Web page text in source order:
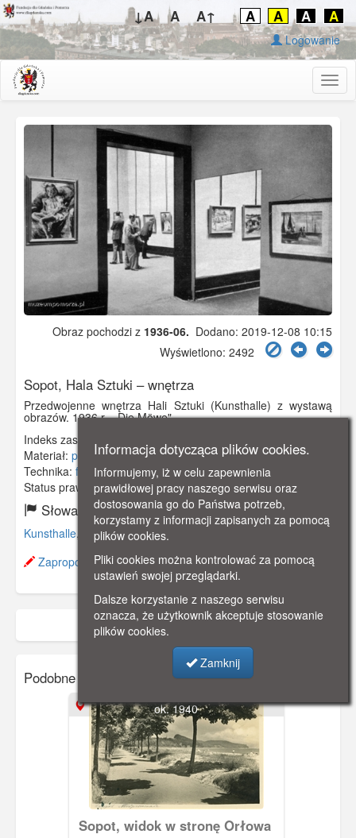
↓A A A↑ A A A A
Logowanie
Obraz pochodzi z 1936-06. Dodano: 2019-12-08 10:15
Wyświetlono: 2492
Sopot, Hala Sztuki – wnętrza
Przedwojenne wnętrza Hali Sztuki (Kunsthalle) z wystawą
obrazów. 1936 r., „Die Möwe".
Indeks zasobu:
Materiał: papier fotograficzny
Technika: fotografia czarno-biała
Status prawny:Użycie Niekomercyjne
Słowa kluczowe:
Kunsthalle,
Zaproponuj zmianę opisu.
Podobne zasoby:
ok. 1940
Sopot, widok w stronę Orłowa
Informacja dotycząca plików cookies.
Informujemy, iż w celu zapewnienia
prawidłowej pracy naszego serwisu oraz
dostosowania go do Państwa potrzeb,
korzystamy z informacji zapisanych za pomocą
plików cookies.
Pliki cookies można kontrolować za pomocą
ustawień swojej przeglądarki.
Dalsze korzystanie z naszego serwisu
oznacza, że użytkownik akceptuje stosowanie
plików cookies.
Zamknij